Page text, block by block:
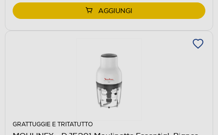
AGGIUNGI
GRATTUGGIE E TRITATUTTO